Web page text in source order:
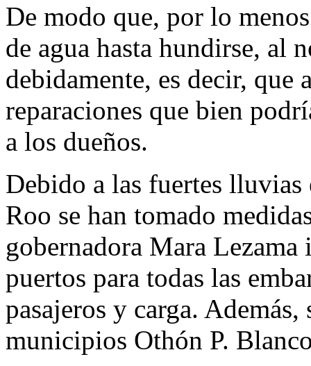
De modo que, por lo
de agua hasta hundirse, al
debidamente, es decir, que
reparaciones que bien
a los dueños.
Debido a las fuertes
Roo se han tomado
gobernadora Mara
puertos para todas las
pasajeros y carga.
municipios Othón P.